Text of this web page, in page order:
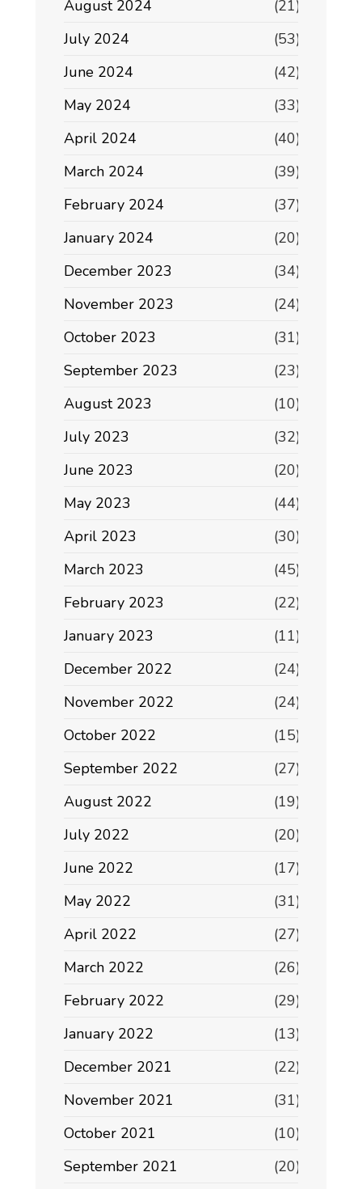
August 2024
(21)
July 2024
(53)
June 2024
(42)
May 2024
(33)
April 2024
(40)
March 2024
(39)
February 2024
(37)
January 2024
(20)
December 2023
(34)
November 2023
(24)
October 2023
(31)
September 2023
(23)
August 2023
(10)
July 2023
(32)
June 2023
(20)
May 2023
(44)
April 2023
(30)
March 2023
(45)
February 2023
(22)
January 2023
(11)
December 2022
(24)
November 2022
(24)
October 2022
(15)
September 2022
(27)
August 2022
(19)
July 2022
(20)
June 2022
(17)
May 2022
(31)
April 2022
(27)
March 2022
(26)
February 2022
(29)
January 2022
(13)
December 2021
(22)
November 2021
(31)
October 2021
(10)
September 2021
(20)